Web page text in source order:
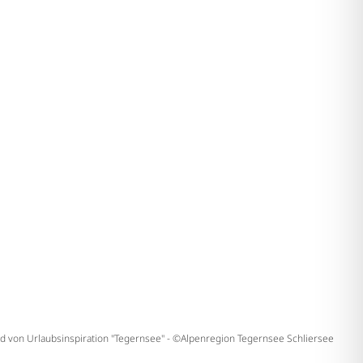
von Urlaubsinspiration "Tegernsee" - ©Alpenregion Tegernsee Schliersee